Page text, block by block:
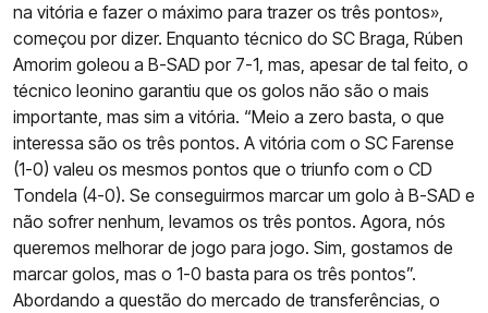
na vitória e fazer o máximo para trazer os três pontos»,
começou por dizer. Enquanto técnico do SC Braga, Rúben
Amorim goleou a B-SAD por 7-1, mas, apesar de tal feito, o
técnico leonino garantiu que os golos não são o mais
importante, mas sim a vitória. “Meio a zero basta, o que
interessa são os três pontos. A vitória com o SC Farense
(1-0) valeu os mesmos pontos que o triunfo com o CD
Tondela (4-0). Se conseguirmos marcar um golo à B-SAD e
não sofrer nenhum, levamos os três pontos. Agora, nós
queremos melhorar de jogo para jogo. Sim, gostamos de
marcar golos, mas o 1-0 basta para os três pontos”.
Abordando a questão do mercado de transferências, o